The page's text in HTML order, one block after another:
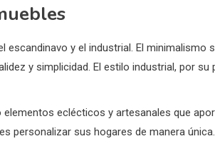
y el industrial. El minimalismo
y simplicidad. El estilo industrial, por su
eclécticos y artesanales que
personalizar sus hogares de manera única.